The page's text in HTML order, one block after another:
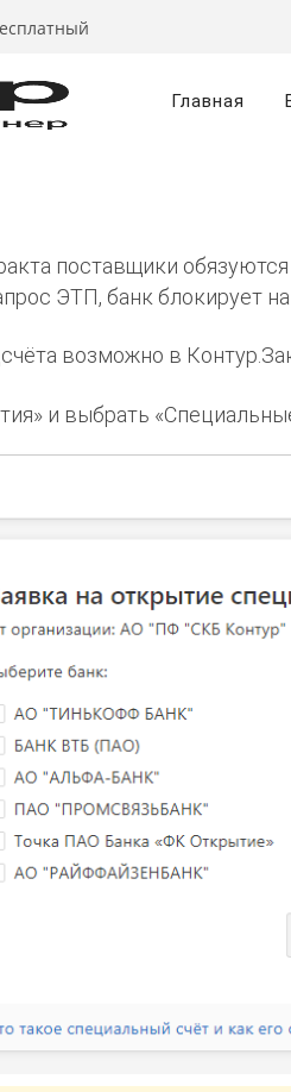
Главная
поставщики
ЭТП, банк блокирует
возможно в
и выбрать